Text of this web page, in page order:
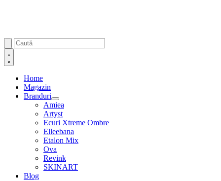
Home
Magazin
Branduri
Amiea
Artyst
Ecuri Xtreme Ombre
Elleebana
Etalon Mix
Ova
Revink
SKINART
Blog